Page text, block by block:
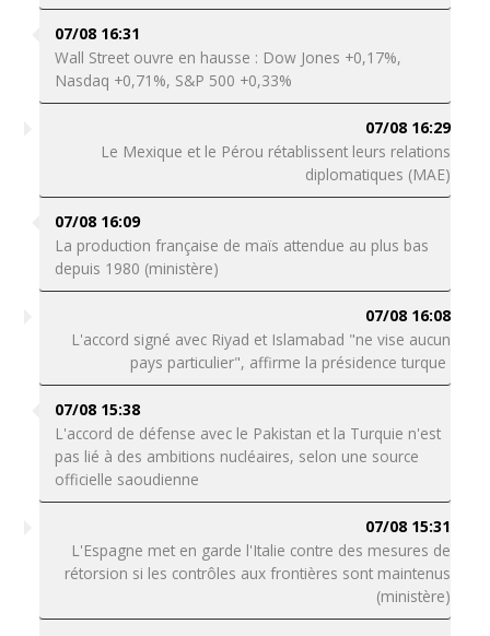
07/08 16:31
Wall Street ouvre en hausse : Dow Jones +0,17%,
Nasdaq +0,71%, S&P 500 +0,33%
07/08 16:29
Le Mexique et le Pérou rétablissent leurs relations
diplomatiques (MAE)
07/08 16:09
La production française de maïs attendue au plus bas
depuis 1980 (ministère)
07/08 16:08
L'accord signé avec Riyad et Islamabad "ne vise aucun
pays particulier", affirme la présidence turque
07/08 15:38
L'accord de défense avec le Pakistan et la Turquie n'est
pas lié à des ambitions nucléaires, selon une source
officielle saoudienne
07/08 15:31
L'Espagne met en garde l'Italie contre des mesures de
rétorsion si les contrôles aux frontières sont maintenus
(ministère)